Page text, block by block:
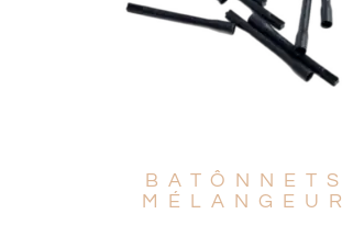
BATÔNNETS
MÉLANGEUR